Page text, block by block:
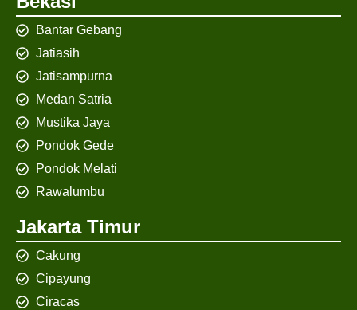
Bantar Gebang
Jatiasih
Jatisampurna
Medan Satria
Mustika Jaya
Pondok Gede
Pondok Melati
Rawalumbu
Jakarta Timur
Cakung
Cipayung
Ciracas